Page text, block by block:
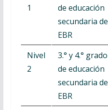
1
de educación
secundaria de
EBR
Nivel
2
3.° y 4.° grado
de educación
secundaria de
EBR